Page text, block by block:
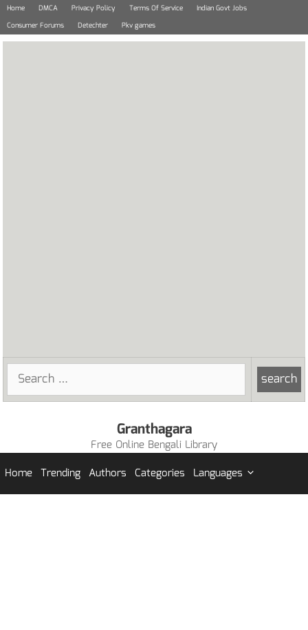
Skip
to
content
Home DMCA Privacy Policy Terms Of Service
Indian Govt Jobs
Consumer Forums
Detechter Pkv games
Search
for:
Granthagara
Free Online Bengali Library
Home Trending Authors Categories Languages